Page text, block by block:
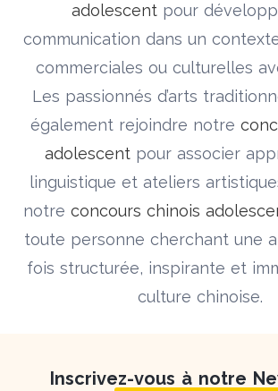
adolescent pour
communication dans un
commerciales ou culturelles
Les passionnés d’arts
également rejoindre notre
adolescentpour associer
linguistique et ateliers
notre concours chinois
toute personne cherchant une
fois structurée, inspirante et
culture chinoise.
Inscrivez-vous à notre